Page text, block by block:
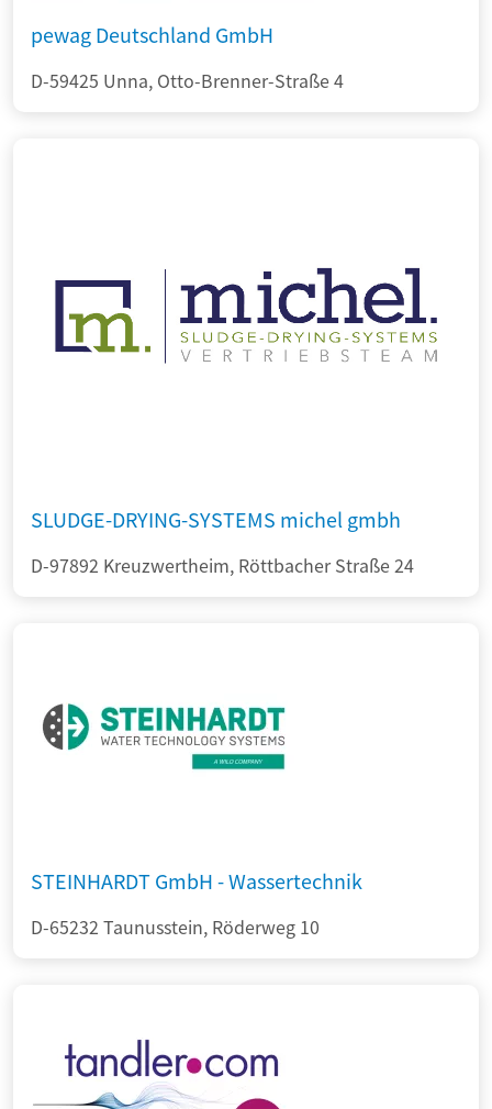
pewag Deutschland GmbH
D-59425 Unna, Otto-Brenner-Straße 4
SLUDGE-DRYING-SYSTEMS michel gmbh
D-97892 Kreuzwertheim, Röttbacher Straße 24
STEINHARDT GmbH - Wassertechnik
D-65232 Taunusstein, Röderweg 10